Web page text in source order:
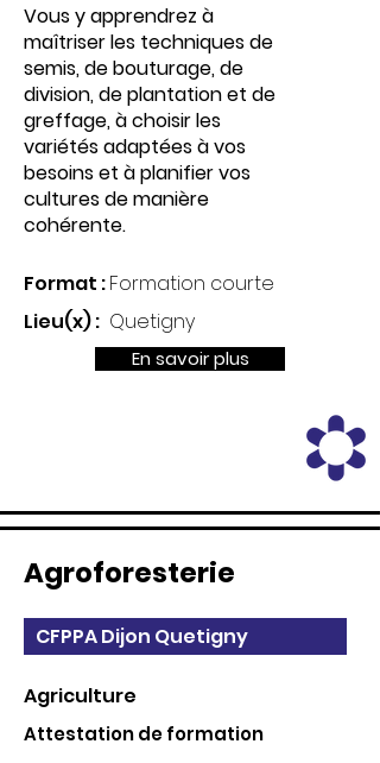
Vous y apprendrez à
maîtriser les techniques de
semis, de bouturage, de
division, de plantation et de
greffage, à choisir les
variétés adaptées à vos
besoins et à planifier vos
cultures de manière
cohérente.
Format :Formation courte
Lieu(x) : Quetigny
En savoir plus
Agroforesterie
CFPPA Dijon Quetigny
Agriculture
Attestation de formation